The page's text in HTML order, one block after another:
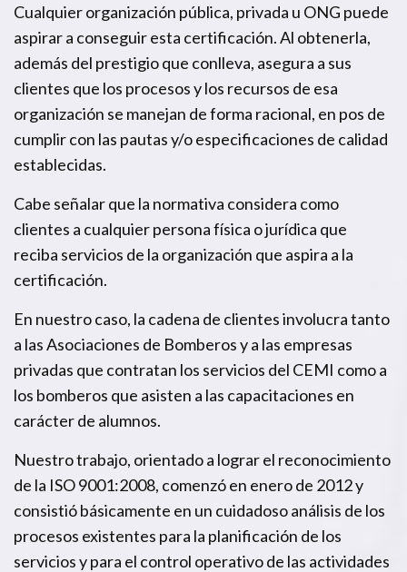
Cualquier organización pública, privada u ONG puede
aspirar a conseguir esta certificación. Al obtenerla,
además del prestigio que conlleva, asegura a sus
clientes que los procesos y los recursos de esa
organización se manejan de forma racional, en pos de
cumplir con las pautas y/o especificaciones de calidad
establecidas.
Cabe señalar que la normativa considera como
clientes a cualquier persona física o jurídica que
reciba servicios de la organización que aspira a la
certificación.
En nuestro caso, la cadena de clientes involucra tanto
a las Asociaciones de Bomberos y a las empresas
privadas que contratan los servicios del CEMI como a
los bomberos que asisten a las capacitaciones en
carácter de alumnos.
Nuestro trabajo, orientado a lograr el reconocimiento
de la ISO 9001:2008, comenzó en enero de 2012 y
consistió básicamente en un cuidadoso análisis de los
procesos existentes para la planificación de los
servicios y para el control operativo de las actividades